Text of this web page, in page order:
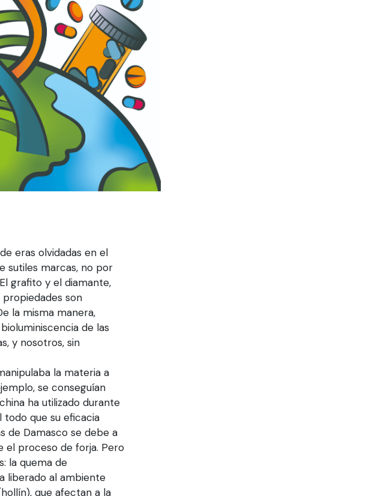
eras olvidadas en el
sutiles marcas, no por
grafito y el diamante,
son
la misma manera,
de las
y nosotros, sin
la materia a
se conseguían
ha utilizado durante
que su eficacia
de Damasco se debe a
el proceso de forja. Pero
la quema de
liberado al ambiente
que afectan a la